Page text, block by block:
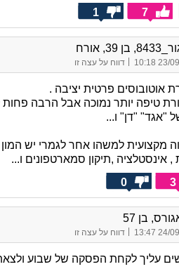
7
1
39, אורח
23/09/25 דווח על עצה זו
אוטובוסים פרטית יציבה .
טיפה יותר נמוכה אבל הרבה פחות
"אגד" "דן" ו...
מקצועית למשהו אחר לגמרי יש
אינסטלציה ,תיקון סמארטפונים ו...
3
0
בן 57
24/09/25 דווח על עצה זו
חודשים עליך לקחת הפסקה של שבוע